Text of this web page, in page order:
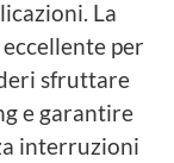
La
per
sfruttare
e garantire
interruzioni